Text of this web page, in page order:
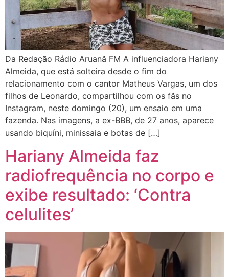
Da Redação Rádio Aruanã FM A influenciadora Hariany
Almeida, que está solteira desde o fim do
relacionamento com o cantor Matheus Vargas, um dos
filhos de Leonardo, compartilhou com os fãs no
Instagram, neste domingo (20), um ensaio em uma
fazenda. Nas imagens, a ex-BBB, de 27 anos, aparece
usando biquíni, minissaia e botas de […]
Hariany Almeida faz
radiofrequência no corpo e
exibe resultado: ‘Contra
celulites’